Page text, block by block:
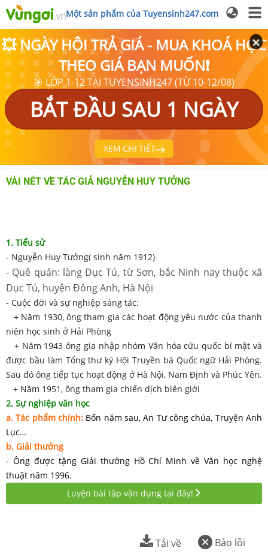
Một sản phẩm của Tuyensinh247.com
💥 NGÀY HỘI TRẢ GIÁ - MUA KHOÁ HỌC
THEO GIÁ BẠN MUỐN❗
🎯 LỚP 1-12 TẠI TUYENSINH247 (TỪ 10-12/08)
BẮT ĐẦU SAU 1 NGÀY
XEM CHI TIẾT
VÀI NÉT VỀ TÁC GIẢ NGUYỄN HUY TƯỞNG
1. Tiểu sử
- Nguyễn Huy Tưởng( sinh năm 1912)
- Quê quán: làng Dục Tú, từ Sơn, bắc Ninh nay thuộc xã
Dục Tú, huyện Đông Anh, Hà Nội
- Cuộc đời và sự nghiệp sáng tác:
+ Năm 1930, ông tham gia các hoạt động yêu nước của thanh
niên học sinh ở Hải Phòng
+ Năm 1943 ông gia nhập nhóm Văn hóa cứu quốc bí mật và
được bầu làm Tổng thư ký Hội Truyền bá Quốc ngữ Hải Phòng.
Sau đó ông tiếp tục hoạt động ở Hà Nội, Nam Định và Phúc Yên.
+ Năm 1951, ông tham gia chiến dịch biên giới
2. Sự nghiệp văn học
a. Tác phẩm chính: Bốn năm sau, An Tư công chúa, Truyện Anh
Lục…
b. Giải thưởng
- Ông được tặng Giải thưởng Hồ Chí Minh về Văn học nghệ
thuật năm 1996.
Luyện bài tập vận dụng tại đây!
Báo lỗi
Tải về